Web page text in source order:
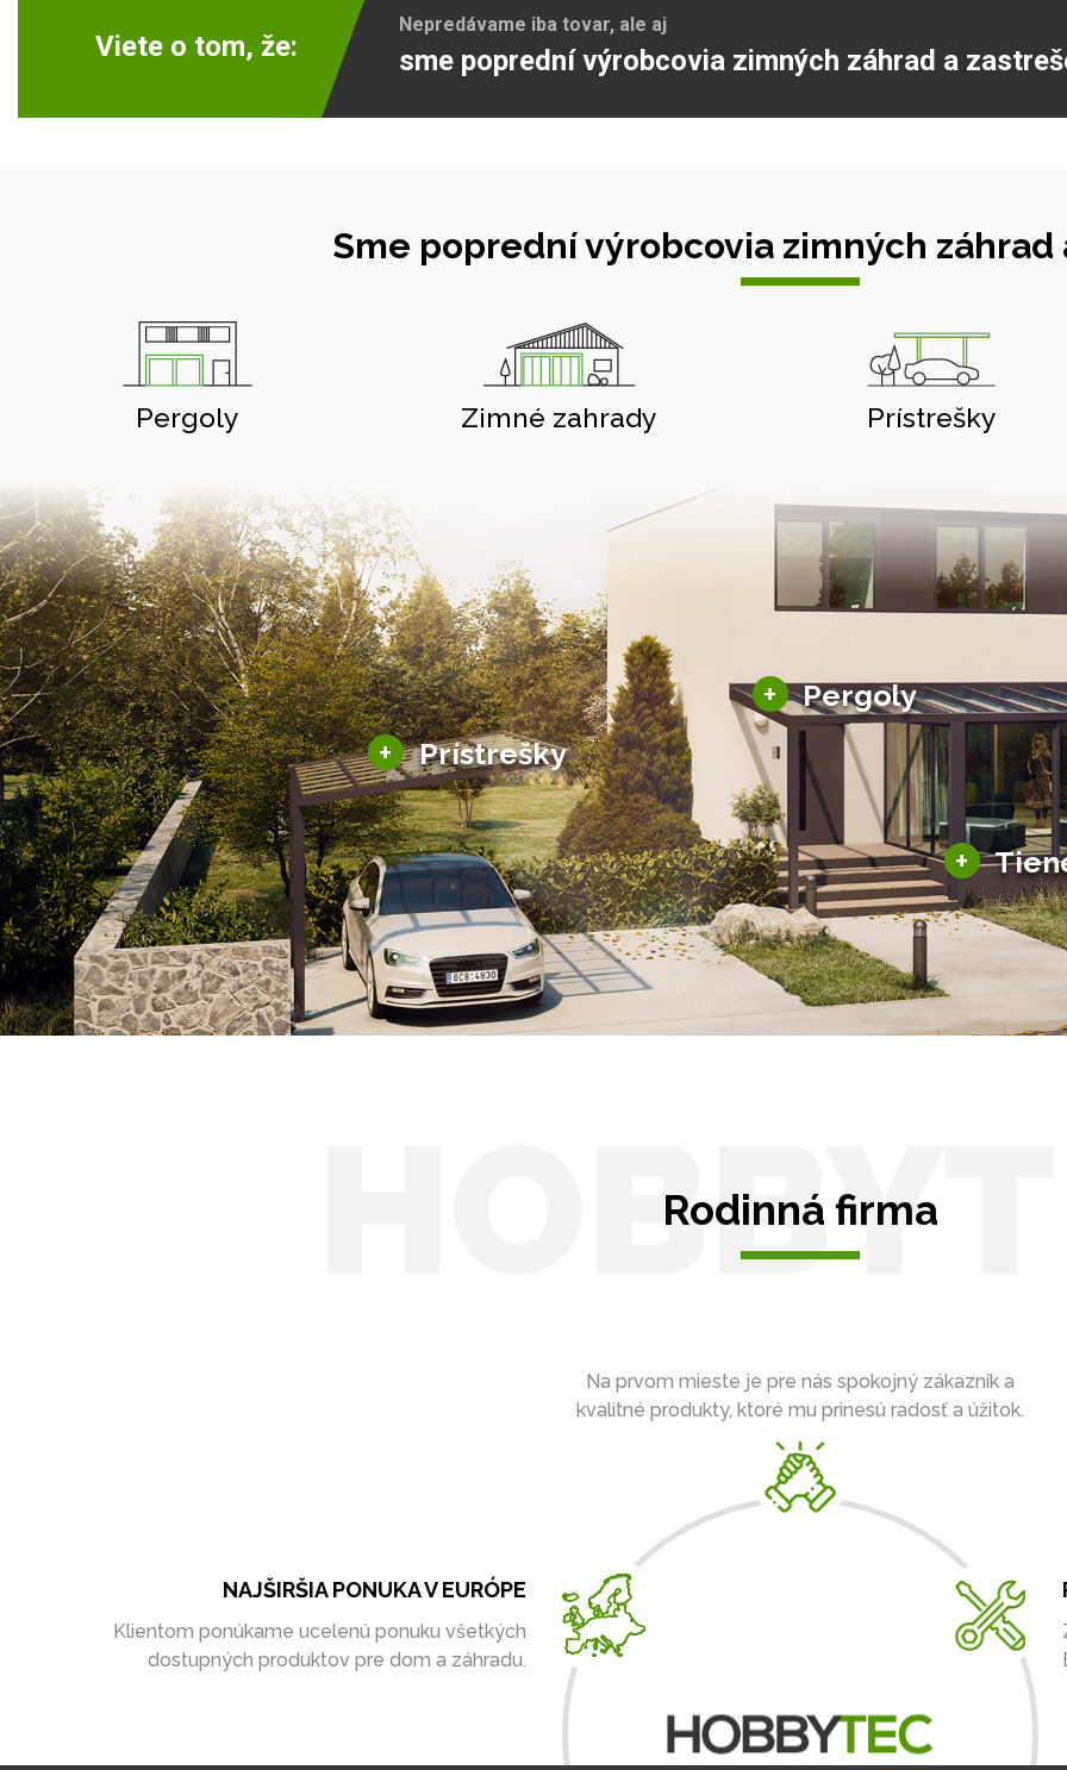
Viete o tom, že:
Nepredávame iba tovar, ale aj
sme poprední výrobcovia zimných záhrad a
Sme poprední výrobcovia zimných záhrad
Pergoly Zimné zahrady Prístrešky
+ Pergoly
Hliníkové pergoly
Bioklimatické pergoly
Altány a zastrešenie
Solárne pergoly
+ Prístrešky
Hliníkové prístrešky
Solárne prístrešky pre auto
+
Tienenie
Zasklenie
Rodinná firma
Na prvom mieste je pre nás spokojný zákazník a
kvalitné produkty, ktoré mu prinesú radosť a úžitok.
NAJŠIRŠIA PONUKA V EURÓPE
Klientom ponúkame ucelenú ponuku všetkých
dostupných produktov pre dom a záhradu.